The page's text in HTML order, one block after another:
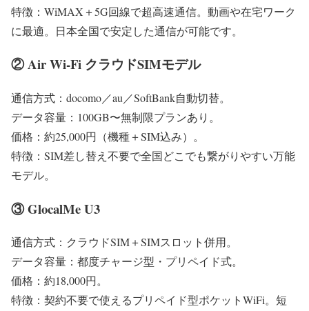
特徴：WiMAX＋5G回線で超高速通信。動画や在宅ワーク
に最適。日本全国で安定した通信が可能です。
② Air Wi-Fi クラウドSIMモデル
通信方式：docomo／au／SoftBank自動切替。
データ容量：100GB〜無制限プランあり。
価格：約25,000円（機種＋SIM込み）。
特徴：SIM差し替え不要で全国どこでも繋がりやすい万能
モデル。
③ GlocalMe U3
通信方式：クラウドSIM＋SIMスロット併用。
データ容量：都度チャージ型・プリペイド式。
価格：約18,000円。
特徴：契約不要で使えるプリペイド型ポケットWiFi。短